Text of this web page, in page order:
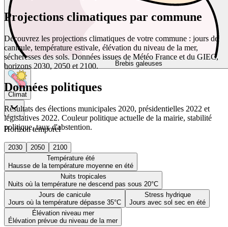
Brebis galeuses
Climat
Horizon temporel
2030 2050
2100
Température été
Hausse de la température moyenne en été
Nuits tropicales
Nuits où la température ne descend pas sous 20°C
Jours de canicule
Jours où la température dépasse 35°C
Stress hydrique
Jours avec sol sec en été
Élévation niveau mer
Élévation prévue du niveau de la mer
Projections climatiques par commune
Découvrez les projections climatiques de votre commune : jours de
canicule, température estivale, élévation du niveau de la mer,
sécheresses des sols. Données issues de Météo France et du GIEC,
horizons 2030, 2050 et 2100.
Données politiques
Résultats des élections municipales 2020, présidentielles 2022 et
législatives 2022. Couleur politique actuelle de la mairie, stabilité
politique, taux d'abstention.